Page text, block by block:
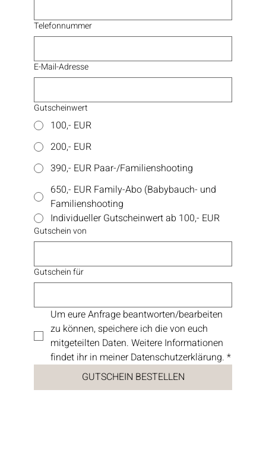
Telefonnummer
E-Mail-Adresse
Gutscheinwert
100,- EUR
200,- EUR
390,- EUR Paar-/Familienshooting
650,- EUR Family-Abo (Babybauch- und
Familienshooting
Individueller Gutscheinwert ab 100,- EUR
Gutschein von
Gutschein für
Um eure Anfrage beantworten/bearbeiten
zu können, speichere ich die von euch
mitgeteilten Daten. Weitere Informationen
findet ihr in meiner Datenschutzerklärung. *
GUTSCHEIN BESTELLEN